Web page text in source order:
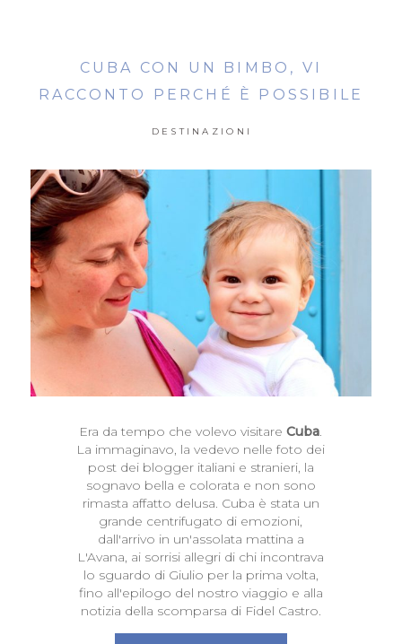
CUBA CON UN BIMBO, VI
RACCONTO PERCHÉ È POSSIBILE
DESTINAZIONI
Era da tempo che volevo visitareCuba.
La immaginavo, la vedevo nelle foto dei
post dei blogger italiani e stranieri, la
sognavo bella e colorata e non sono
rimasta affatto delusa. Cuba è stata un
grande centrifugato di emozioni,
dall'arrivo in un'assolata mattina a
L'Avana, ai sorrisi allegri di chi incontrava
lo sguardo di Giulio per la prima volta,
fino all'epilogo del nostro viaggio e alla
notizia della scomparsa di Fidel Castro.